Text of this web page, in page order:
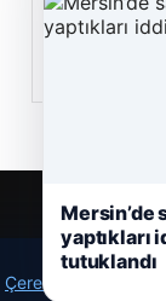
23/06/2026
Çerez Politikamız
Mersin’de
yaptıkları
tutuklandı